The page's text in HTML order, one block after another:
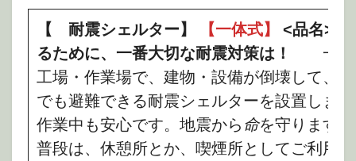
【 耐震シェルター】 【一体式】 <品名>
るために、一番大切な耐震対策は！ 一
工場・作業場で、建物・設備が倒壊して、
でも避難できる耐震シェルターを設置しま
作業中も安心です。地震から 命を守ります!
普段は、休憩所とか、喫煙所としてご利用